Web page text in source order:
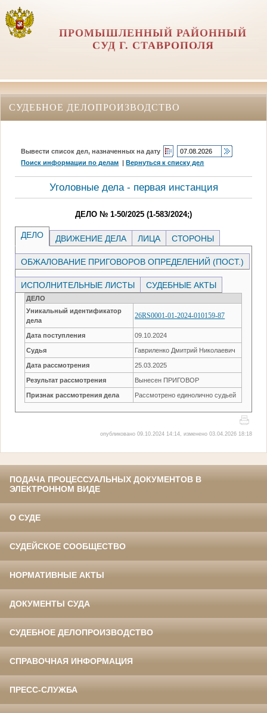
ПРОМЫШЛЕННЫЙ РАЙОННЫЙ
СУД Г. СТАВРОПОЛЯ
СУДЕБНОЕ ДЕЛОПРОИЗВОДСТВО
Вывести список дел, назначенных на дату
Поиск информации по делам |Вернуться к списку дел
Уголовные дела - первая инстанция
ДЕЛО № 1-50/2025 (1-583/2024;)
ДЕЛО ДВИЖЕНИЕ ДЕЛА ЛИЦА СТОРОНЫ
ОБЖАЛОВАНИЕ ПРИГОВОРОВ ОПРЕДЕЛЕНИЙ (ПОСТ.)
ИСПОЛНИТЕЛЬНЫЕ ЛИСТЫ СУДЕБНЫЕ АКТЫ
ДЕЛО
Уникальный идентификатор
дела
26RS0001-01-2024-010159-87
Дата поступления 09.10.2024
Судья Гавриленко Дмитрий Николаевич
Дата рассмотрения 25.03.2025
Результат рассмотрения Вынесен ПРИГОВОР
Признак рассмотрения дела Рассмотрено единолично судьей
опубликовано 09.10.2024 14:14, изменено 03.04.2026 18:18
ПОДАЧА ПРОЦЕССУАЛЬНЫХ ДОКУМЕНТОВ В
ЭЛЕКТРОННОМ ВИДЕ
О СУДЕ
СУДЕЙСКОЕ СООБЩЕСТВО
НОРМАТИВНЫЕ АКТЫ
ДОКУМЕНТЫ СУДА
СУДЕБНОЕ ДЕЛОПРОИЗВОДСТВО
СПРАВОЧНАЯ ИНФОРМАЦИЯ
ПРЕСС-СЛУЖБА